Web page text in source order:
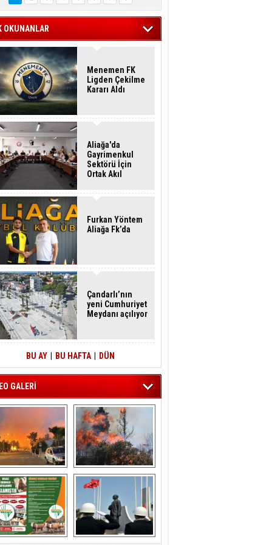
OKUNANLAR
Menemen FK
Ligden Çekilme
Kararı Aldı
Aliağa'da
Gayrimenkul
Sektörü İçin
Ortak Akıl
Furkan Yöntem
Aliağa Fk’da
Çandarlı’nın
yeni Cumhuriyet
Meydanı açılıyor
BU AY BU HAFTA DÜN
GALERİ
‘da  otluk
alanda çıkan
yangın evlere
sıçramadan
söndürüldü
Aliağa'nın Ciğerleri
ÖNAL TARIM
Aliağa'da Polis